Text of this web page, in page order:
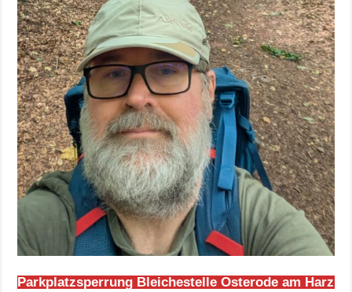
Parkplatzsperrung Bleichestelle Osterode am Harz